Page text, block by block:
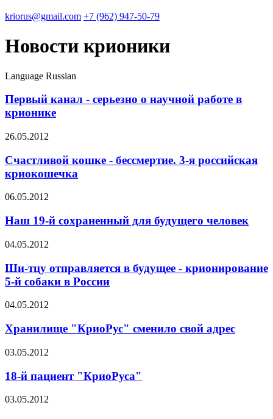
kriorus@gmail.com +7 (962) 947-50-79
Новости крионики
Language Russian
Первый канал - серьезно о научной работе в
крионике
26.05.2012
Счастливой кошке - бессмертие. 3-я российская
криокошечка
06.05.2012
Наш 19-й сохраненный для будущего человек
04.05.2012
Ши-тцу отправляется в будущее - крионирование
5-й собаки в России
04.05.2012
Хранилище "КриоРус" сменило свой адрес
03.05.2012
18-й пациент "КриоРуса"
03.05.2012